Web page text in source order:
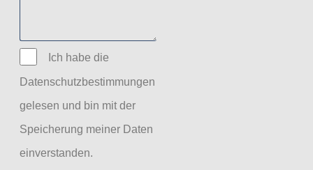
Ich habe die
Datenschutzbestimmungen
gelesen und bin mit der
Speicherung meiner Daten
einverstanden.